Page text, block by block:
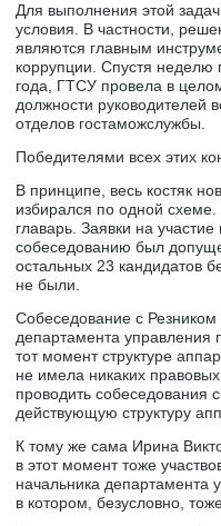
Для выполнения этой
условия. В частности,
являются главным
коррупции. Спустя неделю
года, ГТСУ провела в
должности руководителей
отделов гостаможслужбы.
Победителями всех этих
В принципе, весь костяк
избирался по одной
главарь. Заявки на
собеседованию был
остальных 23 кандидатов
не были.
Собеседование с
департамента
тот момент структуре
не имела никаких
проводить собеседования
действующую структуру
К тому же сама Ирина
в этот момент тоже
начальника департамента
в котором, безусловно,